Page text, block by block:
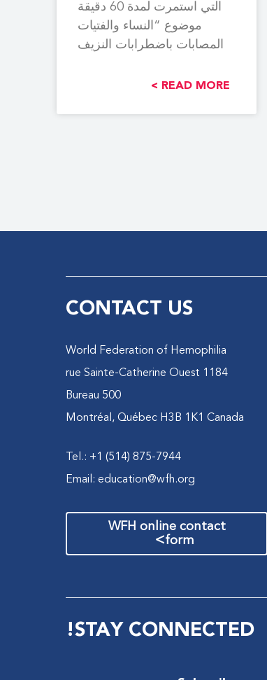
التي استمرت لمدة 60 دقيقة
موضوع “النساء والفتيات
المصابات باضطرابات النزيف
READ MORE >
CONTACT US
World Federation of Hemophilia
1184 rue Sainte-Catherine Ouest
Bureau 500
Montréal, Québec H3B 1K1 Canada
Tel.: +1 (514) 875-7944
Email:education@wfh.org
WFH online contact
form
>
STAY CONNECTED!